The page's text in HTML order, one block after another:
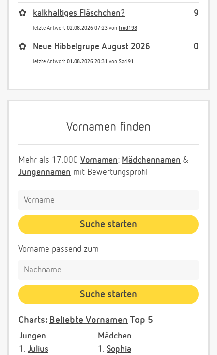
9
✿ kalkhaltiges Fläschchen?
letzte Antwort 02.08.2026 07:23 von fred198
0
✿ Neue Hibbelgrupe August 2026
letzte Antwort 01.08.2026 20:31 von Sari91
Vornamen finden
Mehr als 17.000 Vornamen: Mädchennamen &
Jungennamen mit Bewertungsprofil
Vorname passend zum
Charts: Beliebte Vornamen Top 5
Jungen
Mädchen
1. Julius
1. Sophia